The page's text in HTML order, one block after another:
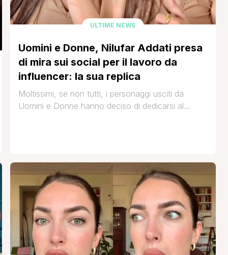
ULTIME NEWS
Uomini e Donne, Nilufar Addati presa
di mira sui social per il lavoro da
influencer: la sua replica
Moltissimi, se non tutti, i personaggi usciti da
Uomini e Donne hanno deciso di dedicarsi al
condiviso diversi sfogi sul suo profilo Tik Tok nei
quali ha parlato del [']